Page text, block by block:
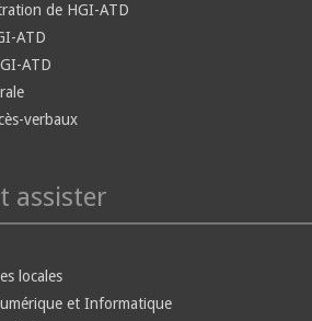
de HGI-ATD
ATD
ATD
verbaux
assister
locales
et Informatique